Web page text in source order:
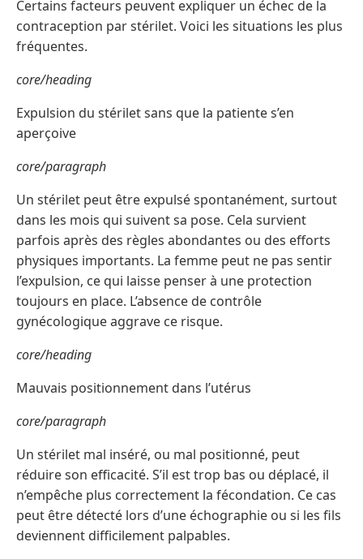
Certains facteurs peuvent expliquer un échec de la
contraception par stérilet. Voici les situations les plus
fréquentes.
core/heading
Expulsion du stérilet sans que la patiente s’en
aperçoive
core/paragraph
Un stérilet peut être expulsé spontanément, surtout
dans les mois qui suivent sa pose. Cela survient
parfois après des règles abondantes ou des efforts
physiques importants. La femme peut ne pas sentir
l’expulsion, ce qui laisse penser à une protection
toujours en place. L’absence de contrôle
gynécologique aggrave ce risque.
core/heading
Mauvais positionnement dans l’utérus
core/paragraph
Un stérilet mal inséré, ou mal positionné, peut
réduire son efficacité. S’il est trop bas ou déplacé, il
n’empêche plus correctement la fécondation. Ce cas
peut être détecté lors d’une échographie ou si les fils
deviennent difficilement palpables.